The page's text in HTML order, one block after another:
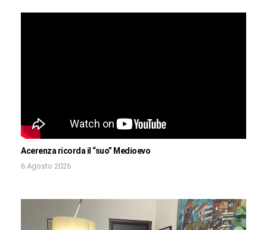
Acerenza ricorda il “suo” Medioevo
6 Agosto 2026